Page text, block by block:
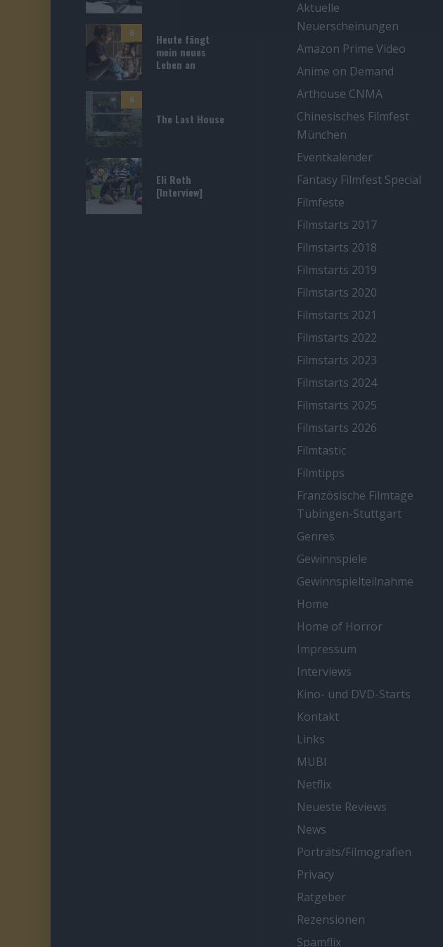
6
Heute fängt
mein neues
Leben an
6
The Last House
Eli Roth
[Interview]
Aktuelle
Neuerscheinungen
Amazon Prime Video
Anime on Demand
Arthouse CNMA
Chinesisches Filmfest
München
Eventkalender
Fantasy Filmfest Special
Filmfeste
Filmstarts 2017
Filmstarts 2018
Filmstarts 2019
Filmstarts 2020
Filmstarts 2021
Filmstarts 2022
Filmstarts 2023
Filmstarts 2024
Filmstarts 2025
Filmstarts 2026
Filmtastic
Filmtipps
Französische Filmtage
Tübingen-Stuttgart
Genres
Gewinnspiele
Gewinnspielteilnahme
Home
Home of Horror
Impressum
Interviews
Kino- und DVD-Starts
Kontakt
Links
MUBI
Netflix
Neueste Reviews
News
Porträts/Filmografien
Privacy
Ratgeber
Rezensionen
Spamflix